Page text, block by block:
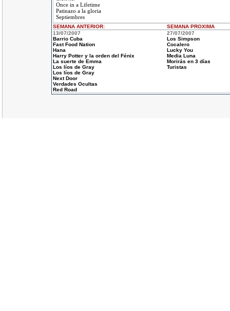
Once in a Lifetime
Patinazo a la gloria
Septiembres
SEMANA ANTERIOR: SEMANA PROXIMA
13/07/2007
Barrio Cuba
Fast Food Nation
Hana
Harry Potter y la orden del Fénix
La suerte de Emma
Los líos de Gray
Los líos de Gray
Next Door
Verdades Ocultas
Red Road
27/07/2007
Los Simpson
Cocalero
Lucky You
Media Luna
Morirás en 3 días
Turistas